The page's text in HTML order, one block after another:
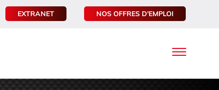
EXTRANET NOS OFFRES D'EMPLOI